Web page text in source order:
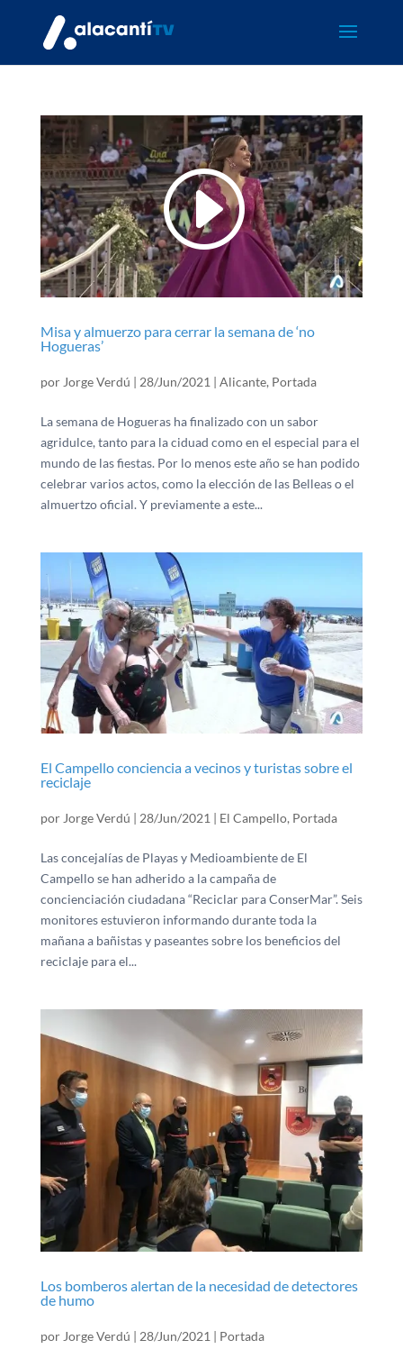
Misa y almuerzo para cerrar la semana de ‘no
Hogueras’
por Jorge Verdú | 28/Jun/2021 | Alicante, Portada
La semana de Hogueras ha finalizado con un sabor
agridulce, tanto para la ciduad como en el especial para el
mundo de las fiestas. Por lo menos este año se han podido
celebrar varios actos, como la elección de las Belleas o el
almuertzo oficial. Y previamente a este...
El Campello conciencia a vecinos y turistas sobre el
reciclaje
por Jorge Verdú | 28/Jun/2021 | El Campello, Portada
Las concejalías de Playas y Medioambiente de El
Campello se han adherido a la campaña de
concienciación ciudadana “Reciclar para ConserMar”. Seis
monitores estuvieron informando durante toda la
mañana a bañistas y paseantes sobre los beneficios del
reciclaje para el...
Los bomberos alertan de la necesidad de detectores
de humo
por Jorge Verdú | 28/Jun/2021 | Portada